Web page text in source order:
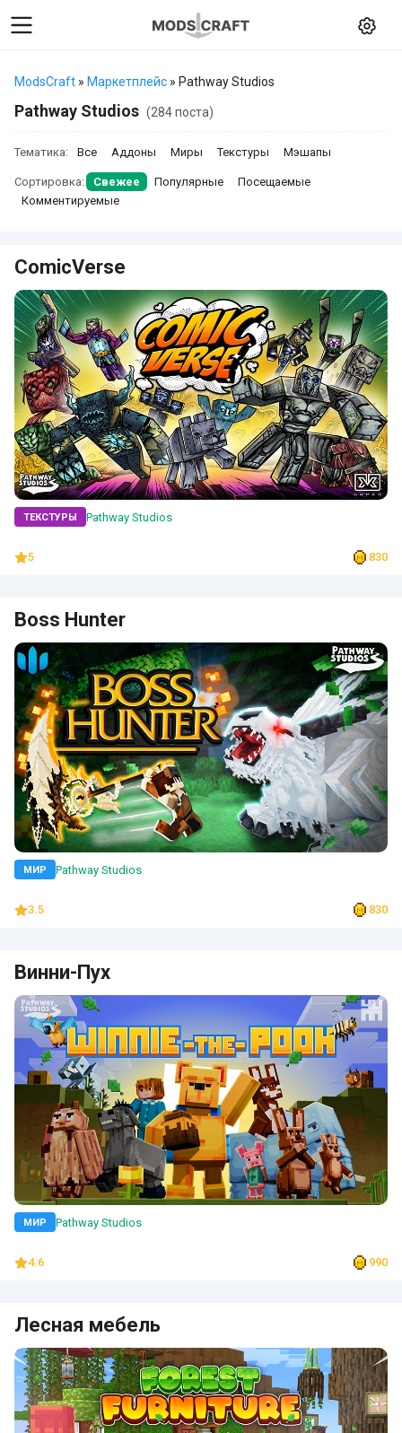
ModsCraft » Маркетплейс » Pathway Studios
Pathway Studios (284 поста)
Тематика: Все Аддоны Миры Текстуры Мэшапы
Сортировка: Свежее Популярные
Посещаемые
Комментируемые
ComicVerse
ТЕКСТУРЫ Pathway Studios
5 830
Boss Hunter
МИР Pathway Studios
3.5 830
Винни-Пух
МИР Pathway Studios
4.6 990
Лесная мебель